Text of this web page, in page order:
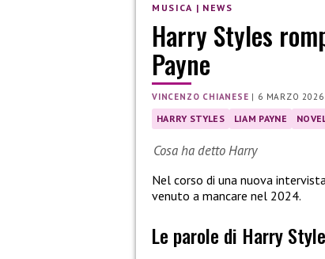
MUSICA | NEWS
Harry Styles
Payne
VINCENZO CHIANESE | 6 MARZO 2026
HARRY STYLES LIAM PAYNE
Cosa ha detto Harry
Nel corso di una nuova
venuto a mancare nel 2024.
Le parole di Harry